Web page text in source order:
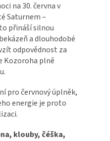
na 30. června v
Saturnem –
přináší silnou
a dlouhodobé
odpovědnost za
Kozoroha plně
pro červnový úplněk,
energie je proto
klouby, čéška,